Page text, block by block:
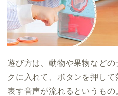
遊び方は、動物や果物など
クに入れて、ボタンを押し
表す音声が流れるというもの